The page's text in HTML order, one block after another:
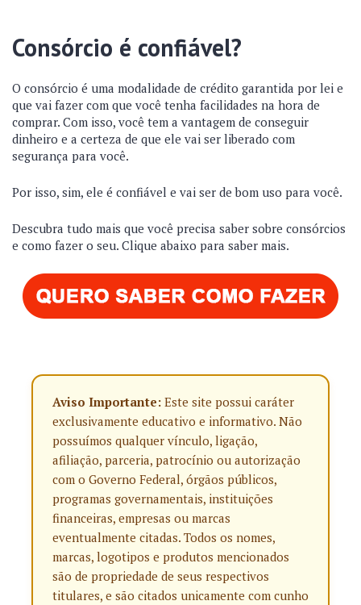
Consórcio é confiável?
O consórcio é uma modalidade de crédito garantida por lei e
que vai fazer com que você tenha facilidades na hora de
comprar. Com isso, você tem a vantagem de conseguir
dinheiro e a certeza de que ele vai ser liberado com
segurança para você.
Por isso, sim, ele é confiável e vai ser de bom uso para você.
Descubra tudo mais que você precisa saber sobre consórcios
e como fazer o seu. Clique abaixo para saber mais.
Aviso Importante: Este site possui caráter
exclusivamente educativo e informativo. Não
possuímos qualquer vínculo, ligação,
afiliação, parceria, patrocínio ou autorização
com o Governo Federal, órgãos públicos,
programas governamentais, instituições
financeiras, empresas ou marcas
eventualmente citadas. Todos os nomes,
marcas, logotipos e produtos mencionados
são de propriedade de seus respectivos
titulares, e são citados unicamente com cunho